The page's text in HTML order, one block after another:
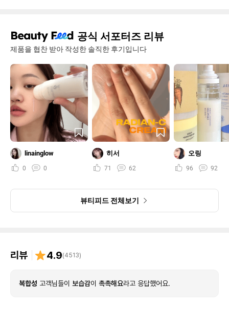
공식 서포터즈 리뷰
제품을 협찬 받아 작성한 솔직한 후기입니다
linainglow
0 0
히서
71 62
오링
96 92
뷰티피드 전체보기
리뷰 4.9(4513)
복합성 고객님들이 보습감이 촉촉해요라고 응답했어요.